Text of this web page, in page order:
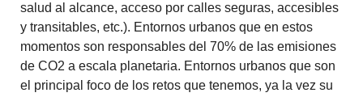
salud al alcance, acceso por calles seguras, accesibles
y transitables, etc.). Entornos urbanos que en estos
momentos son responsables del 70% de las emisiones
de CO2 a escala planetaria. Entornos urbanos que son
el principal foco de los retos que tenemos, ya la vez su